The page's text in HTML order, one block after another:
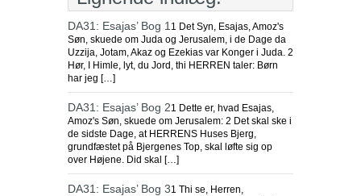
DA31: Esajas’ Bog 1 1 Det Syn, Esajas, Amoz's
Søn, skuede om Juda og Jerusalem, i de Dage da
Uzzija, Jotam, Akaz og Ezekias var Konger i Juda. 2
Hør, I Himle, lyt, du Jord, thi HERREN taler: Børn
har jeg […]
DA31: Esajas’ Bog 21 Dette er, hvad Esajas,
Amoz's Søn, skuede om Jerusalem: 2 Det skal ske i
de sidste Dage, at HERRENS Huses Bjerg,
grundfæstet på Bjergenes Top, skal løfte sig op
over Højene. Did skal […]
DA31: Esajas’ Bog 31 Thi se, Herren,